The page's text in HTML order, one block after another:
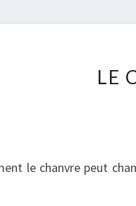
LE
le chanvre peut